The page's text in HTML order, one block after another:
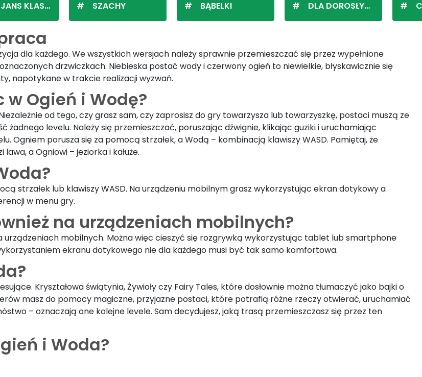
KLASYCZNY SZACHY BĄBELKI DLA DOROSŁYCH
dla każdego. We wszystkich wersjach należy sprawnie przemieszczać się przez wypełnione
drzwiczkach. Niebieska postać wody i czerwony ogień to niewielkie, błyskawicznie się
napotykane w trakcie realizacji wyzwań.
Ogień i Wodę?
od tego, czy grasz sam, czy zaprosisz do gry towarzysza lub towarzyszkę, postaci muszą ze
levelu. Należy się przemieszczać, poruszając dźwignie, klikając guziki i uruchamiając
Ogniem porusza się za pomocą strzałek, a Wodą – kombinacją klawiszy WASD. Pamiętaj, że
a Ogniowi – jeziorka i kałuże.
strzałek lub klawiszy WASD. Na urządzeniu mobilnym grasz wykorzystując ekran dotykowy a
w menu gry.
na urządzeniach mobilnych?
urządzeniach mobilnych. Można więc cieszyć się rozgrywką wykorzystując tablet lub smartphone
ekranu dotykowego nie dla każdego musi być tak samo komfortowa.
Kryształowa świątynia, Żywioły czy Fairy Tales, które dosłownie można tłumaczyć jako bajki o
masz do pomocy magiczne, przyjazne postaci, które potrafią różne rzeczy otwierać, uruchamiać
– oznaczają one kolejne levele. Sam decydujesz, jaką trasą przemieszczasz się przez ten
i Woda?